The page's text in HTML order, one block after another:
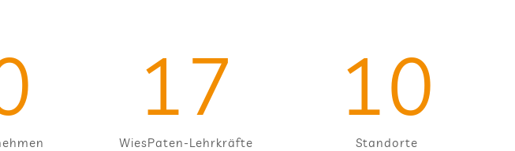
17
Wie­sPa­ten-Lehr­kräfte
10
Stand­orte